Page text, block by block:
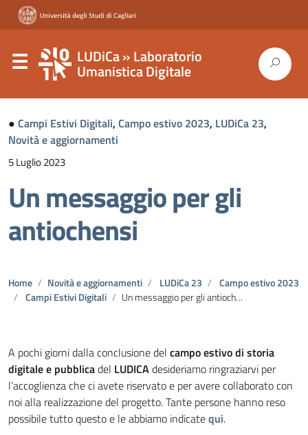
LUDiCa » Laboratorio
Umanistica Digitale
● Campi Estivi Digitali, Campo estivo 2023, LUDiCa 23,
Novità e aggiornamenti
5 Luglio 2023
Un messaggio per gli
antiochensi
Home Novità e aggiornamenti LUDiCa 23
Campo estivo 2023
Campi Estivi Digitali
Un messaggio per gli antiochensi
A pochi giorni dalla conclusione del campo estivo di storia
digitale e pubblicadel LUDICAdesideriamo ringraziarvi per
l’accoglienza che ci avete riservato e per avere collaborato con
noi alla realizzazione del progetto. Tante persone hanno reso
possibile tutto questo e le abbiamo indicatequi.